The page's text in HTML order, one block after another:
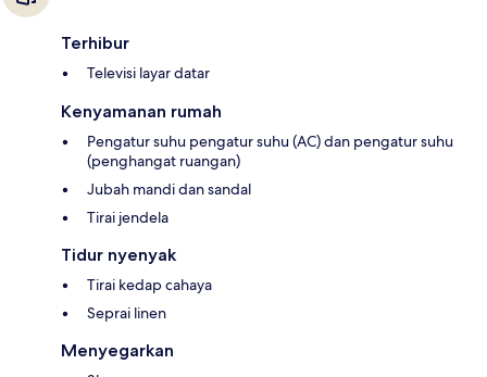
Terhibur
Televisi layar datar
Kenyamanan rumah
Pengatur suhu pengatur suhu (AC) dan pengatur suhu
(penghangat ruangan)
Jubah mandi dan sandal
Tirai jendela
Tidur nyenyak
Tirai kedap cahaya
Seprai linen
Menyegarkan